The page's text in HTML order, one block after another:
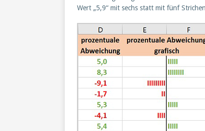
Wert „5,9“ mit sechs statt mit fünf